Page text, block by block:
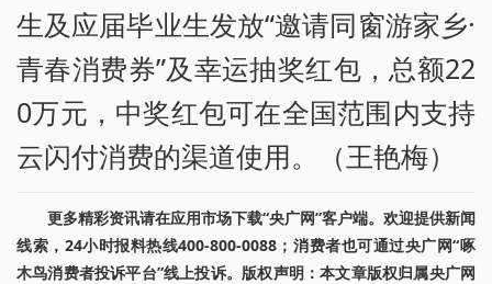
生及应届毕业生发放“邀请同窗游家乡·
青春消费券”及幸运抽奖红包，总额22
0万元，中奖红包可在全国范围内支持
云闪付消费的渠道使用。（王艳梅）
更多精彩资讯请在应用市场下载“央广网”客户端。欢迎提供新闻
线索，24小时报料热线400-800-0088；消费者也可通过央广网“啄
木鸟消费者投诉平台”线上投诉。版权声明：本文章版权归属央广网